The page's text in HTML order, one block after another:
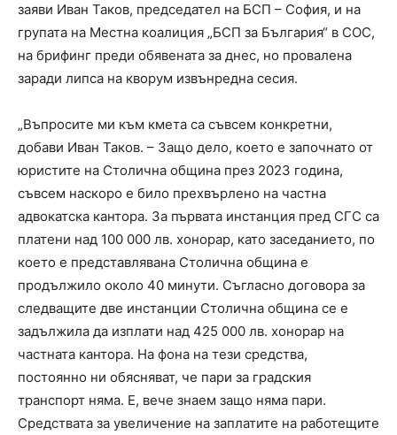
заяви Иван Таков, председател на БСП – София, и на
групата на Местна коалиция „БСП за България“ в СОС,
на брифинг преди обявената за днес, но провалена
заради липса на кворум извънредна сесия.
„Въпросите ми към кмета са съвсем конкретни,
добави Иван Таков. – Защо дело, което е започнато от
юристите на Столична община през 2023 година,
съвсем наскоро е било прехвърлено на частна
адвокатска кантора. За първата инстанция пред СГС са
платени над 100 000 лв. хонорар, като заседанието, по
което е представлявана Столична община е
продължило около 40 минути. Съгласно договора за
следващите две инстанции Столична община се е
задължила да изплати над 425 000 лв. хонорар на
частната кантора. На фона на тези средства,
постоянно ни обясняват, че пари за градския
транспорт няма. Е, вече знаем защо няма пари.
Средствата за увеличение на заплатите на работещите